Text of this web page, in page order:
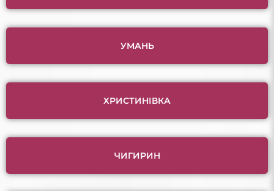
УМАНЬ
ХРИСТИНІВКА
ЧИГИРИН